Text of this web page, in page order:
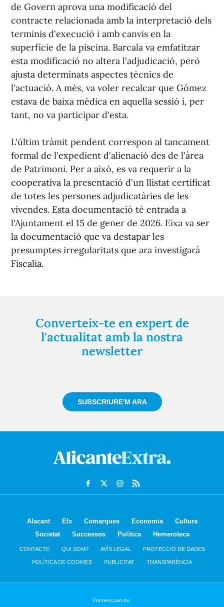
de Govern aprova una modificació del
contracte relacionada amb la interpretació dels
terminis d'execució i amb canvis en la
superfície de la piscina. Barcala va emfatitzar
esta modificació no altera l'adjudicació, però
ajusta determinats aspectes tècnics de
l'actuació. A més, va voler recalcar que Gómez
estava de baixa mèdica en aquella sessió i, per
tant, no va participar d'esta.
L'últim tràmit pendent correspon al tancament
formal de l'expedient d'alienació des de l'àrea
de Patrimoni. Per a això, es va requerir a la
cooperativa la presentació d'un llistat certificat
de totes les persones adjudicatàries de les
vivendes. Esta documentació té entrada a
l'Ajuntament el 15 de gener de 2026. Eixa va ser
la documentació que va destapar les
presumptes irregularitats que ara investigarà
Fiscalia.
Converteix-te en expert de
l'actualitat amb la nostra
newsletter
SUBSCRIURE'M ARA
Alacant Elx Comarques Economia
Cultura
Societat
Successos Política Hemeroteca
CONTACTE QUI SOM? AVÍS LEGAL PROTECCIÓ DE DADES
POLÍTICA DE COOKIES PUBLICITAT TRANSPARÈNCIA
Formem part de: